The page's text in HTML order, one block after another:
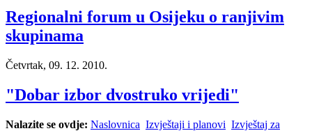
Regionalni forum u Osijeku o ranjivim
skupinama
Četvrtak, 09. 12. 2010.
"Dobar izbor dvostruko vrijedi"
Nalazite se ovdje: Naslovnica Izvještaji i planovi Izvještaj za